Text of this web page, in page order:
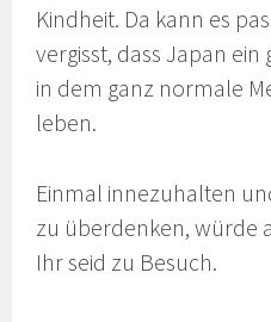
Kindheit. Da kann es
vergisst, dass Japan
in dem ganz normale
leben.
Einmal innezuhalten
zu überdenken, würde
Ihr seid zu Besuch.